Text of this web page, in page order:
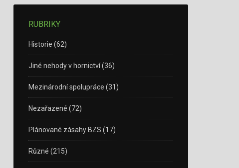
RUBRIKY
Historie (62)
Jiné nehody v hornictví(36)
Mezinárodní spolupráce (31)
Nezařazené (72)
Plánované zásahy BZS (17)
Různé (215)